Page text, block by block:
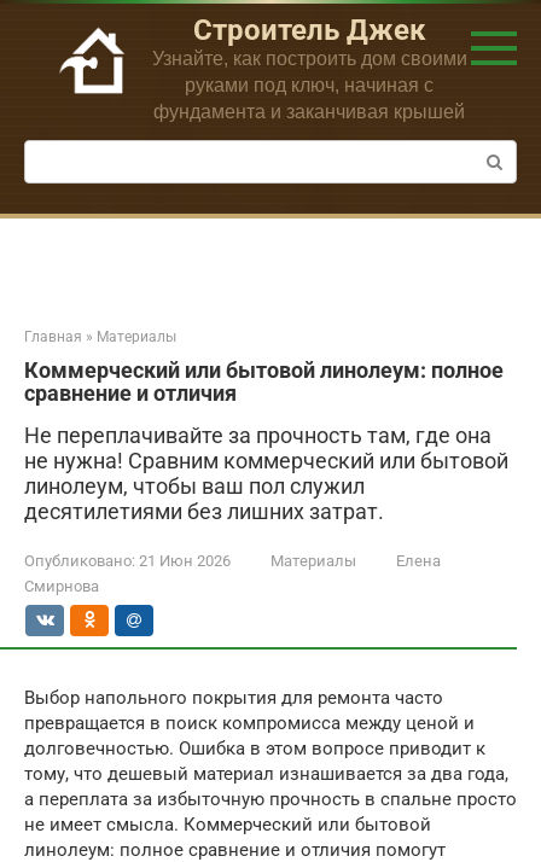
Перейти
контенту
Строитель Джек
Узнайте, как построить дом своими
руками под ключ, начиная с
фундамента и заканчивая крышей
Поиск:
Главная » Материалы
Коммерческий или бытовой линолеум: полное
сравнение и отличия
Не переплачивайте за прочность там, где она
не нужна! Сравним коммерческий или бытовой
линолеум, чтобы ваш пол служил
десятилетиями без лишних затрат.
Опубликовано: 21 Июн 2026 Материалы
Елена
Смирнова
Выбор напольного покрытия для ремонта часто
превращается в поиск компромисса между ценой и
долговечностью. Ошибка в этом вопросе приводит к
тому, что дешевый материал изнашивается за два года,
а переплата за избыточную прочность в спальне просто
не имеет смысла. Коммерческий или бытовой
линолеум: полное сравнение и отличия помогут